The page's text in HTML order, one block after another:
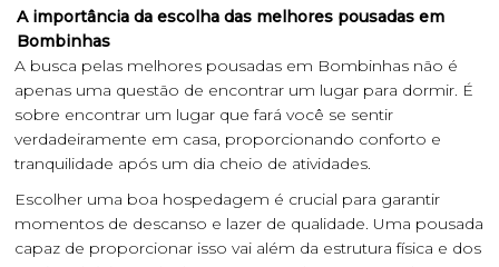
A importância da escolha das melhores pousadas em
Bombinhas
A busca pelas melhores pousadas em Bombinhas não é
apenas uma questão de encontrar um lugar para dormir. É
sobre encontrar um lugar que fará você se sentir
verdadeiramente em casa, proporcionando conforto e
tranquilidade após um dia cheio de atividades.
Escolher uma boa hospedagem é crucial para garantir
momentos de descanso e lazer de qualidade. Uma pousada
capaz de proporcionar isso vai além da estrutura física e dos